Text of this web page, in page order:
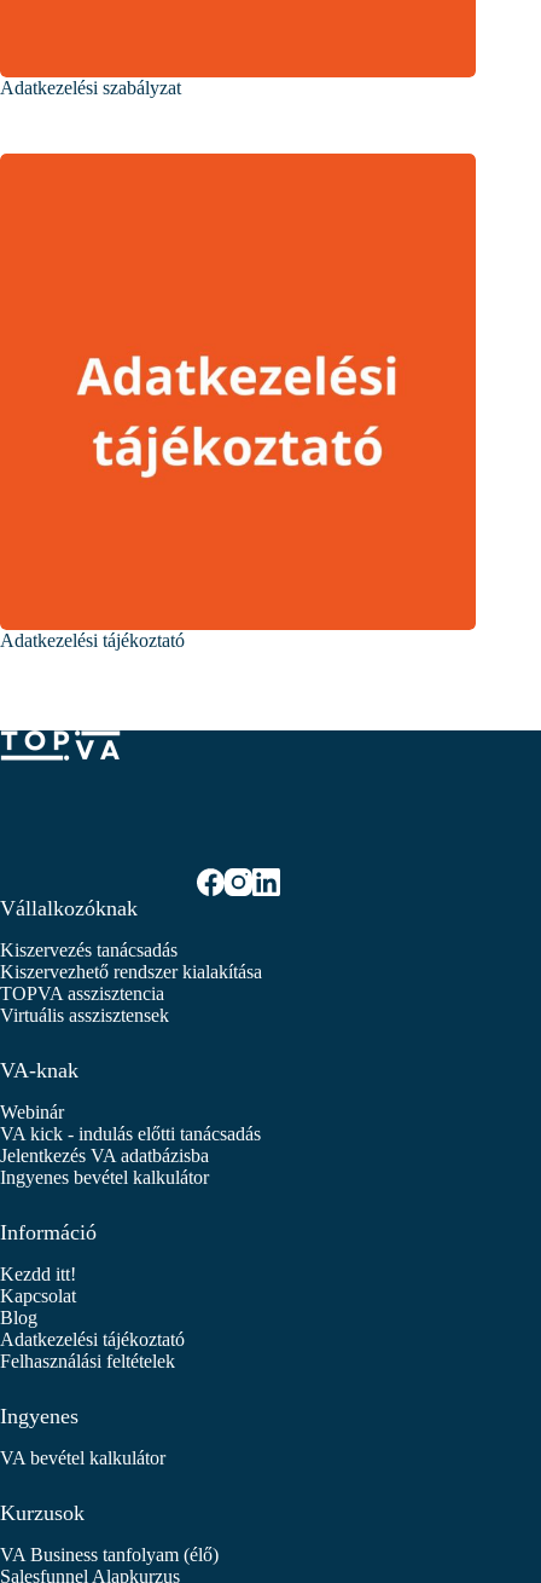
Adatkezelési szabályzat
Adatkezelési tájékoztató
Vállalkozóknak
Kiszervezés tanácsadás
Kiszervezhető rendszer kialakítása
TOPVA asszisztencia
Virtuális asszisztensek
VA-knak
Webinár
VA kick - indulás előtti tanácsadás
Jelentkezés VA adatbázisba
Ingyenes bevétel kalkulátor
Információ
Kezdd itt!
Kapcsolat
Blog
Adatkezelési tájékoztató
Felhasználási feltételek
Ingyenes
VA bevétel kalkulátor
Kurzusok
VA Business tanfolyam (élő)
Salesfunnel Alapkurzus